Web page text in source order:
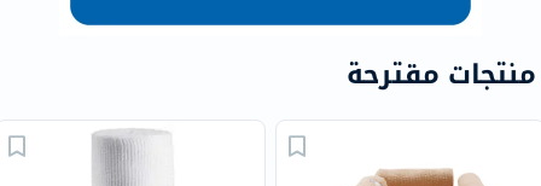
منتجات مقترحة